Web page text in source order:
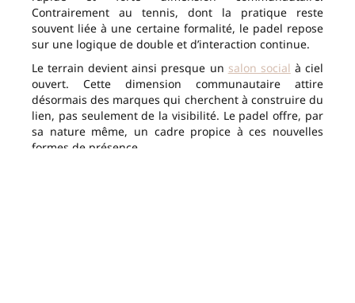
Contrairement au tennis, dont la pratique reste
souvent liée à une certaine formalité, le padel repose
sur une logique de double et d’interaction continue.
Le terrain devient ainsi presque un salon social à ciel
ouvert. Cette dimension communautaire attire
désormais des marques qui cherchent à construire du
lien, pas seulement de la visibilité. Le padel offre, par
sa nature même, un cadre propice à ces nouvelles
formes de présence.